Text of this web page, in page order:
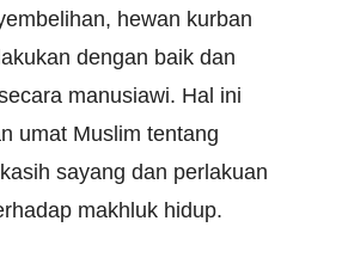
hewan kurban
dengan baik dan
manusiawi. Hal ini
umat Muslim tentang
sayang dan perlakuan
makhluk hidup.